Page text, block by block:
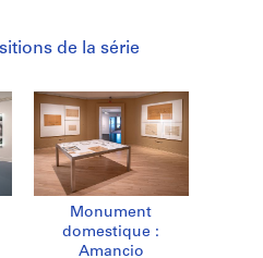
de la série
Monument
domestique :
Amancio